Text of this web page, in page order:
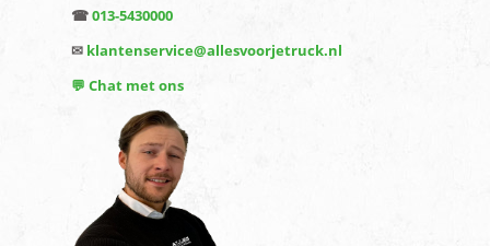
☎013-5430000
✉ klantenservice@allesvoorjetruck.nl
💬 Chat met ons